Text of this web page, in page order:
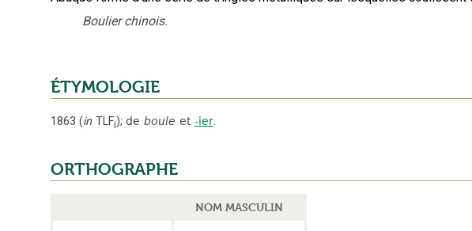
Boulier chinois.
ÉTYMOLOGIE
1863 (in TLFi); de boule et -ier.
ORTHOGRAPHE
NOM MASCULIN